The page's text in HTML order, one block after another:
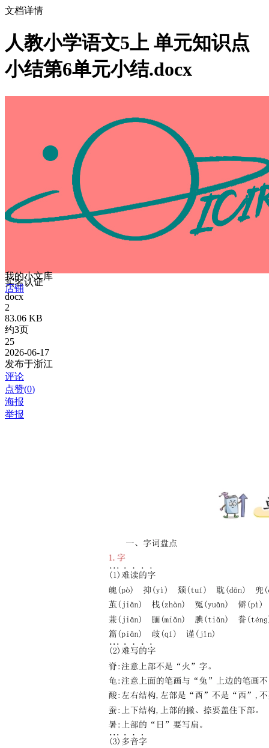
文档详情
人教小学语文5上 单元知识点
小结第6单元小结.docx
我的小文库
实名认证
店铺
docx
2
83.06 KB
约3页
25
2026-06-17
发布于浙江
评论
点赞(0)
海报
举报